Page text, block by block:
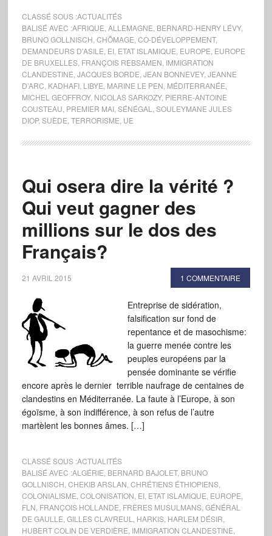
CLASSÉ SOUS :ACTUALITÉS
BALISÉ AVEC :AFRIQUE ALLEMAGNE BERNARD-HENRY LÉVY,
BRUNO GOLLNISCH CHÔMAGE CO-DÉVELOPPEMENT,
DEMANDEURS D'ASILE EI, ETAT ISLAMIQUE EUROPE EUROPE
DE BRUXELLES, FRANÇOIS REBSAMEN IMMIGRATION
CLANDESTINE JACQUES BORDE JEAN BONNEVEY, JEANNE
D’ARC KADHAFI, LIBYE MARINE LE PEN MÉDITERRANÉE
MICHEL GEOFFROY, NICOLAS SARKOZY, PIERRE-ANTOINE
COUSTEAU PREMIER MAI, SÉNÉGAL
SOULEYMANE JULES
DIOP, SUÈDE TERRORISME UE
Qui osera dire la vérité ?
Qui veut gagner des
millions sur le dos des
Français?
21 AVRIL 2015 1 COMMENTAIRE
Entreprise de sidération,
falsification sur fond de
repentance et de masochisme:
la guerre menée contre les
peuples européens par la
pensée dominante se vérifie
encore après le dernier terrible naufrage de centaines de
clandestins en Méditerranée. La faute à l’Europe, à son
égoïsme, à son indifférence, à son refus de l’autre
martèlent les bonnes âmes. […]
CLASSÉ SOUS :ACTUALITÉS
BALISÉ AVEC :ALGÉRIE BERNARD BAJOLET, BRUNO
GOLLNISCH CHEKIB ARSLAN CHRÉTIENS ÉTHIOPIENS,
COLONIALISME COLONISATION EI, ETAT ISLAMIQUE EUROPE
FLN FRANÇOIS HOLLANDE FRÈRES MUSULMANS, GÉNÉRAL
DE GAULLE GILLES CLAVREUL HARKIS, HARLEM DÉSIR
HUBERT COLIN DE VERDIÈRE IMMIGRATION CLANDESTINE